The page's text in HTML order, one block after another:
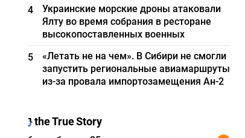
4
Украинские морские дроны атаковали
Ялту во время собрания в ресторане
высокопоставленных военных
5
«Летать не на чем». В Сибири не смогли
запустить региональные авиамаршруты
из-за провала импортозамещения Ан-2